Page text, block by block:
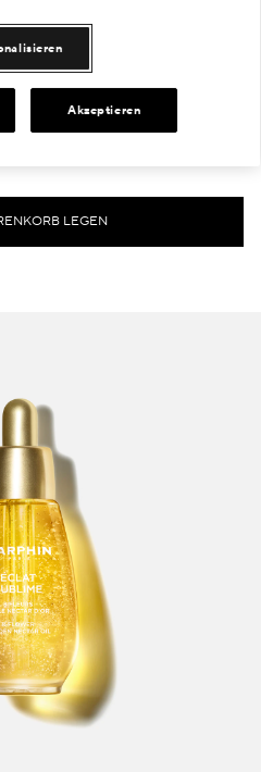
DUAL REJUVENATING
das die Haut repariert,
strahlenden Teint.
LEGEN
Akzeptieren